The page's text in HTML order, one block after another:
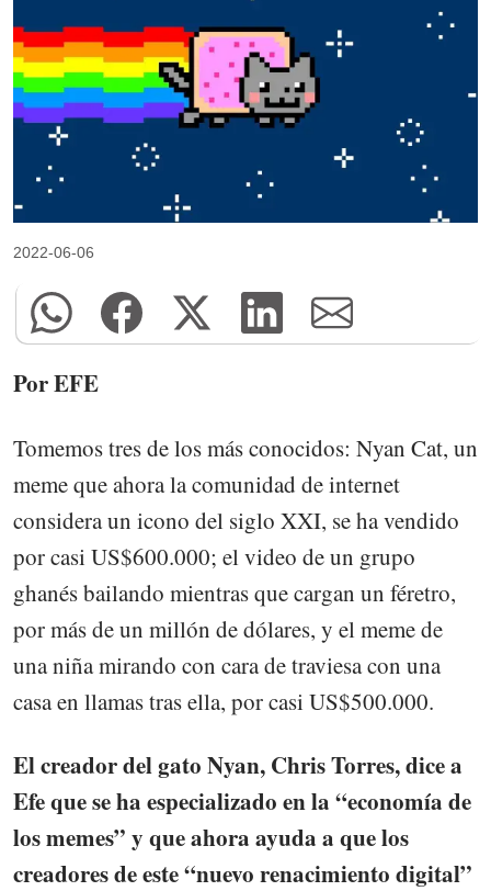
2022-06-06
Por EFE
Tomemos tres de los más conocidos: Nyan Cat, un
meme que ahora la comunidad de internet
considera un icono del siglo XXI, se ha vendido
por casi US$600.000; el video de un grupo
ghanés bailando mientras que cargan un féretro,
por más de un millón de dólares, y el meme de
una niña mirando con cara de traviesa con una
casa en llamas tras ella, por casi US$500.000.
El creador del gato Nyan, Chris Torres, dice a
Efe que se ha especializado en la “economía de
los memes” y que ahora ayuda a que los
creadores de este “nuevo renacimiento digital”